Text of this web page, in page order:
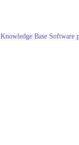
Knowledge Base Software